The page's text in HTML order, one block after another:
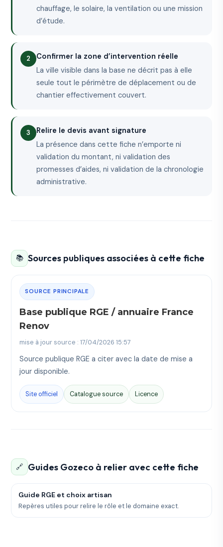
chauffage, le solaire, la ventilation ou une mission
d’étude.
Confirmer la zone d’intervention réelle
La ville visible dans la base ne décrit pas à elle
seule tout le périmètre de déplacement ou de
chantier effectivement couvert.
Relire le devis avant signature
La présence dans cette fiche n’emporte ni
validation du montant, ni validation des
promesses d’aides, ni validation de la chronologie
administrative.
📚 Sources publiques associées à cette fiche
SOURCE PRINCIPALE
Base publique RGE / annuaire France
Renov
mise à jour source : 17/04/2026 15:57
Source publique RGE a citer avec la date de mise a
jour disponible.
Site officiel Catalogue source Licence
🔗 Guides Gozeco à relier avec cette fiche
Guide RGE et choix artisan
Repères utiles pour relire le rôle et le domaine exact.